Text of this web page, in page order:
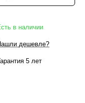
в наличии
дешевле?
5 лет